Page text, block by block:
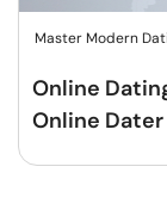
Master Modern
Online
Online Dater